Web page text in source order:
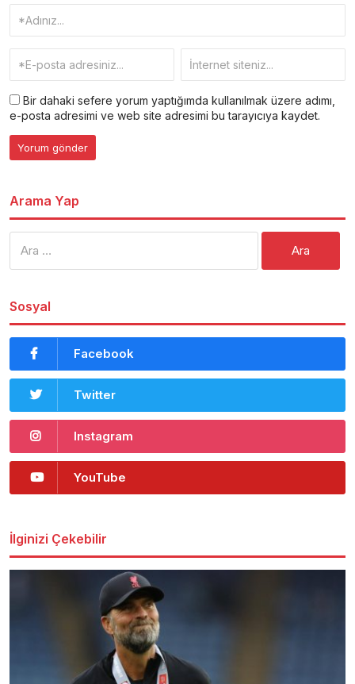
Bir dahaki sefere yorum yaptığımda kullanılmak üzere adımı,
e-posta adresimi ve web site adresimi bu tarayıcıya kaydet.
Arama Yap
Sosyal
Facebook
Twitter
Instagram
YouTube
İlginizi Çekebilir